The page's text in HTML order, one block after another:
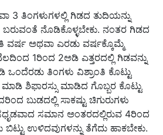
3 ತಿಂಗಳುಗಳಲ್ಲಿ ಗಿಡದ ತುದಿಯನ್ನು
ನೊಡಿಕೊಳ್ಳಬೇಕು. ನಂತರ ಗಿಡದ
ಅಥವಾ ಎರಡು ವರ್ಷಕ್ಕೊಮ್ಮೆ
1ರಿಂದ 2ಅಡಿ ಎತ್ತರದಲ್ಲಿ ಗಿಡವನ್ನು
ತಿಂಗಳು ವಿಶ್ರಾಂತಿ ಕೊಟ್ಟು
ಶಿಫಾರಸ್ಸು ಮಾಡಿದ ಗೊಬ್ಬರ ಕೊಟ್ಟು
ಬುಡದಲ್ಲಿ ಸಾಕಷ್ಟು ಚಿಗುರುಗಳು
ಸಮಾನ ಅಂತರದಲ್ಲಿರುವ 4ರಿಂದ
ಉಳಿದವುಗಳನ್ನು ತೆಗೆದು ಹಾಕಬೇಕು.